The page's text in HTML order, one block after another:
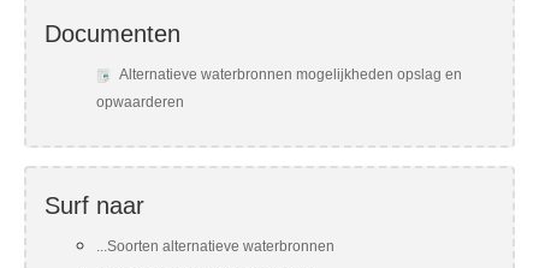
Documenten
Alternatieve waterbronnen mogelijkheden opslag en
opwaarderen
Surf naar
...Soorten alternatieve waterbronnen